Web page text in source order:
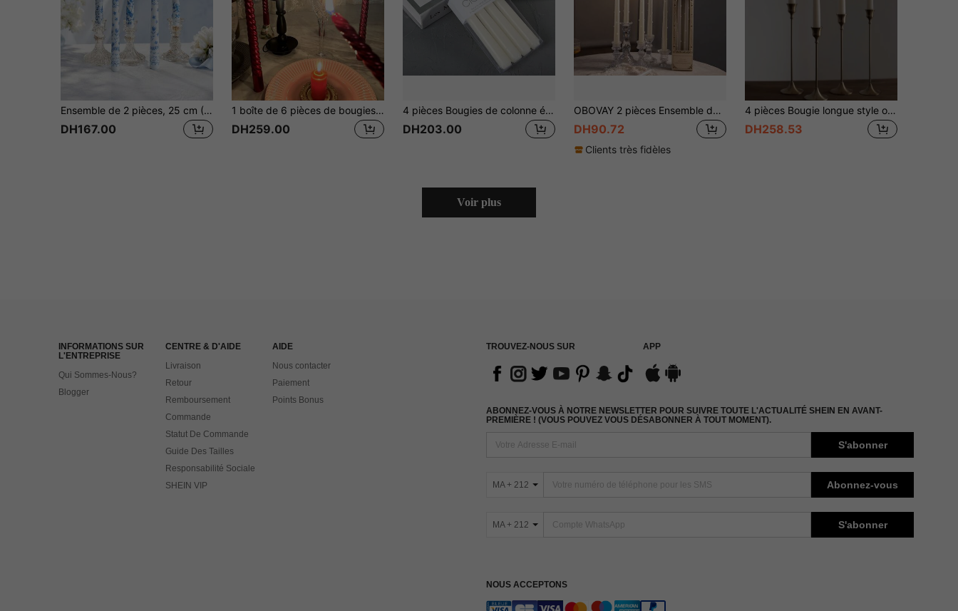
Ensemble de 2 pièces, 25 cm (9,84 pouces), bougies imprimées à la française, bougies bleues et blanches, bougies de soja sans fumée, pour la décoration de restaurant, pour créer une atmosphère, la méditation et l'éclairage, article digne d'être offert, pour offrir en cadeau, remise des diplômes, anniversaire
DH167.00
1 boîte de 6 pièces de bougies de table à manger rétro en spirale, créant une atmosphère romantique lors des repas, élément essentiel de décoration de la maison
DH259.00
4 pièces Bougies de colonne épaisses, dîner romantique, sans fumée et sans odeur, bougies à longue tige de couleur blanc ivoire, convient pour les rendez-vous, les fêtes, les vacances, la décoration d'ambiance de la Saint-Valentin
DH203.00
OBOVAY 2 pièces Ensemble de bougies de style européen avec perles - Bougies blanches nacrées (Taille: 0,9" X 9,84" / 0,9" X 11,81"). Convient pour la méditation, l'éclairage, la création d'une atmosphère haut de gamme, également comme accessoires de photographie. Choix idéal pour la décoration de la maison, le dîner aux chandelles
DH90.72
Clients très fidèles
4 pièces Bougie longue style occidental Dîner à la bougie Banquet fête Décoration de mariage romantique
DH258.53
Voir plus
INFORMATIONS SUR
L'ENTREPRISE
Qui Sommes-Nous?
Blogger
CENTRE & D'AIDE
Livraison
Retour
Remboursement
Commande
Statut De Commande
Guide Des Tailles
Responsabilité Sociale
SHEIN VIP
AIDE
Nous contacter
Paiement
Points Bonus
TROUVEZ-NOUS SUR APP
ABONNEZ-VOUS À NOTRE NEWSLETTER POUR SUIVRE TOUTE L'ACTUALITÉ SHEIN EN AVANT-
PREMIÈRE ! (VOUS POUVEZ VOUS DÉSABONNER À TOUT MOMENT).
S'abonner
MA + 212 Abonnez-vous
MA + 212 S'abonner
NOUS ACCEPTONS